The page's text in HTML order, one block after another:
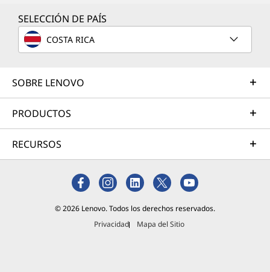
SELECCIÓN DE PAÍS
COSTA RICA
SOBRE LENOVO
PRODUCTOS
RECURSOS
© 2026 Lenovo. Todos los derechos reservados.
Privacidad
Mapa del Sitio